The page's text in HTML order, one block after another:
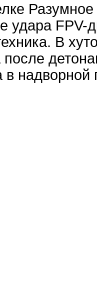
Разумное
удара
В
после
надворной